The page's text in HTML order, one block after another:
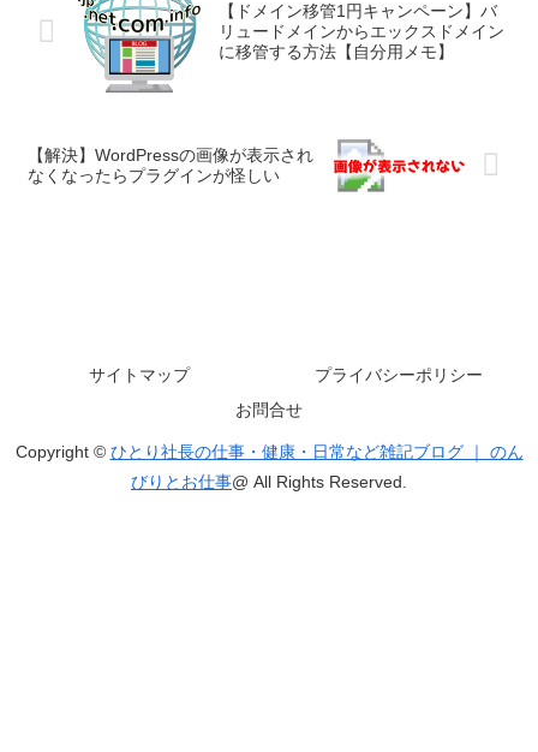
【ドメイン移管1円キャンペーン】バ
リュードメインからエックスドメイン
に移管する方法【自分用メモ】
【解決】WordPressの画像が表示され
なくなったらプラグインが怪しい
サイトマップ
プライバシーポリシー
お問合せ
Copyright © ひとり社長の仕事・健康・日常など雑記ブログ ｜ のん
びりとお仕事@ All Rights Reserved.